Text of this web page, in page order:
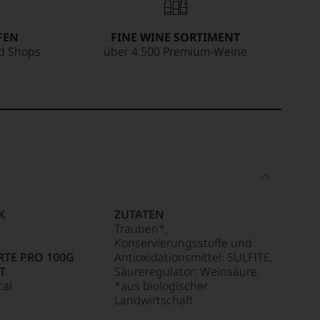
Shops
FINE WINE SORTIMENT
über 4.500 Premium-Weine
PRO 100G
ZUTATEN
Trauben*,
Konservierungsstoffe und
Antioxidationsmittel: SULFITE,
Säureregulator: Weinsäure.
*aus biologischer
Landwirtschaft